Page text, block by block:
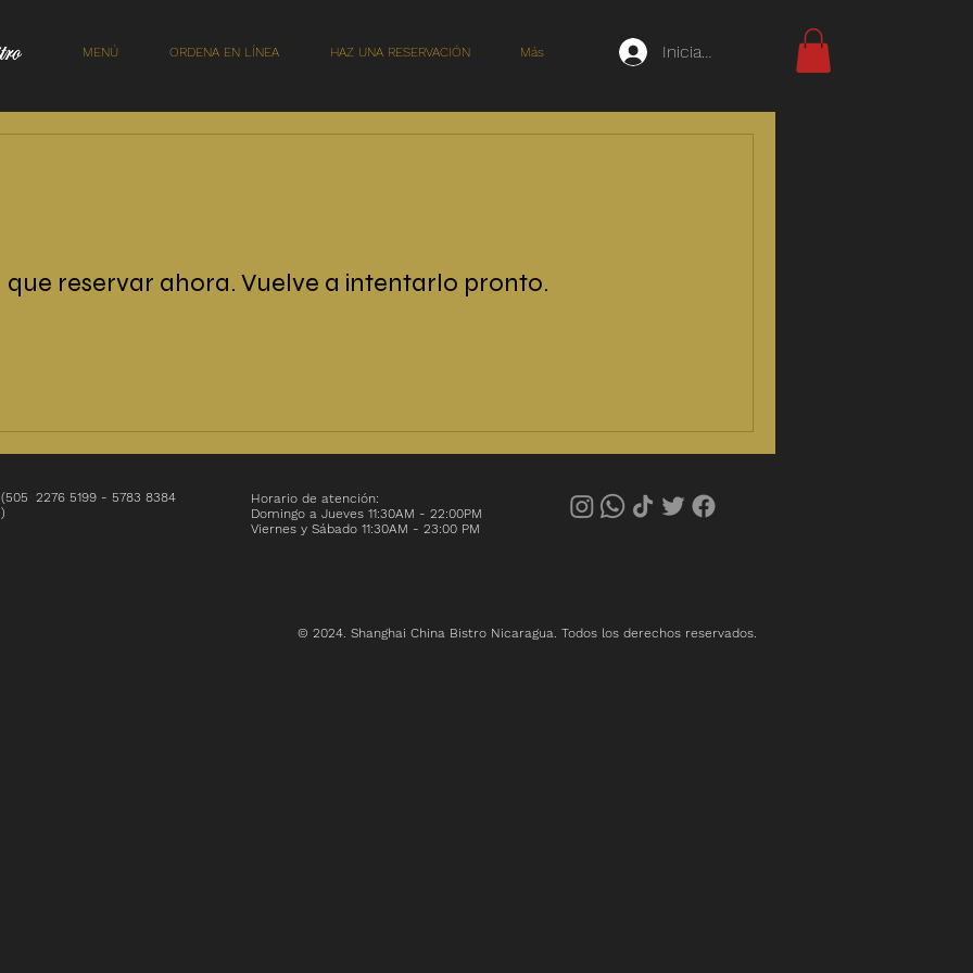
MENÚ ORDENA EN LÍNEA HAZ UNA RESERVACIÓN Más Iniciar sesión
que reservar ahora. Vuelve a intentarlo pronto.
(505
)
2276 5199 - 5783 8384
Horario de atención:
Domingo a Jueves 11:30AM - 22:00PM
Viernes y Sábado 11:30AM - 23:00 PM
© 2024. Shanghai China Bistro Nicaragua. Todos los derechos reservados.